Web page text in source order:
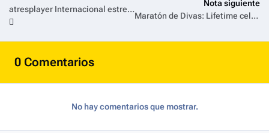
atresplayer Internacional estrena ‘Érase una vez en Marbella’, un documental original que muestra las luces y sombras de la Costa del Sol
Nota siguiente
Maratón de Divas: Lifetime celebra a estrellas de la música con una imperdible jornada de biopics
0 Comentarios
No hay comentarios que mostrar.